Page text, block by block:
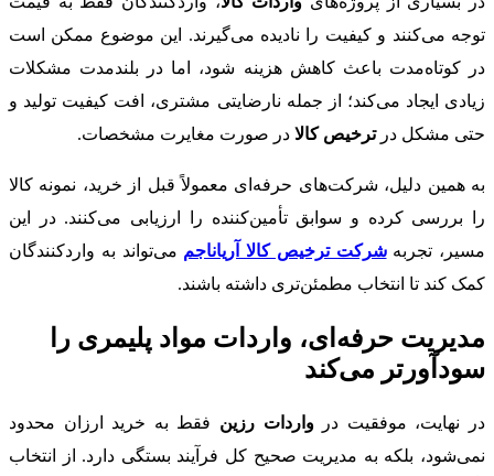
توجه می‌کنند و کیفیت را نادیده می‌گیرند. این موضوع ممکن است
در کوتاه‌مدت باعث کاهش هزینه شود، اما در بلندمدت مشکلات
زیادی ایجاد می‌کند؛ از جمله نارضایتی مشتری، افت کیفیت تولید و
حتی مشکل درترخیص کالا در صورت مغایرت مشخصات.
به همین دلیل، شرکت‌های حرفه‌ای معمولاً قبل از خرید، نمونه کالا
را بررسی کرده و سوابق تأمین‌کننده را ارزیابی می‌کنند. در این
مسیر، تجربهشرکت ترخیص کالا آریاناجم می‌تواند به واردکنندگان
کمک کند تا انتخاب مطمئن‌تری داشته باشند.
مدیریت حرفه‌ای، واردات مواد پلیمری را
سودآورتر می‌کند
در نهایت، موفقیت درواردات رزین فقط به خرید ارزان محدود
نمی‌شود، بلکه به مدیریت صحیح کل فرآیند بستگی دارد. از انتخاب